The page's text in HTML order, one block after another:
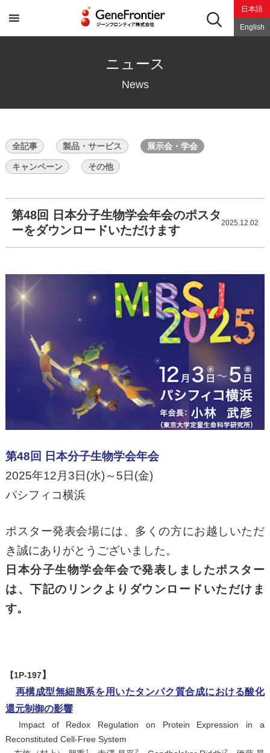
content
日本語
English
ニュース
News
全記事 製品・サービス 展示会・学会
キャンペーン その他
第48回 日本分子生物学会年会のポスタ
ーをダウンロードいただけます
2025.12.02
第48回 日本分子生物学会年会
2025年12月3日(水)～5日(金)
パシフィコ横浜
ポスター発表会場には、多くの方にお越しいただ
き誠にありがとうございました。
日本分子生物学会年会で発表しましたポスター
は、下記のリンクよりダウンロードいただけま
す。
【1P-197】
再構成型無細胞系を用いたタンパク質合成における酸化
還元制御の影響
Impact of Redox Regulation on Protein Expression in a
Reconstituted Cell-Free System
1 2 2